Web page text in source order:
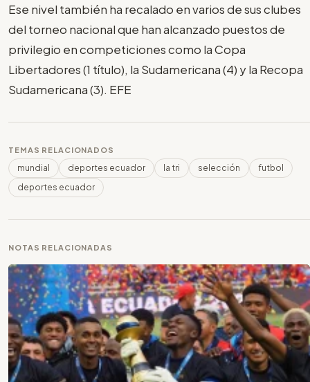
Ese nivel también ha recalado en varios de sus clubes
del torneo nacional que han alcanzado puestos de
privilegio en competiciones como la Copa
Libertadores (1 título), la Sudamericana (4) y la Recopa
Sudamericana (3). EFE
TEMAS RELACIONADOS
mundial deportes ecuador la tri selección
futbol
deportes ecuador
NOTAS RELACIONADAS